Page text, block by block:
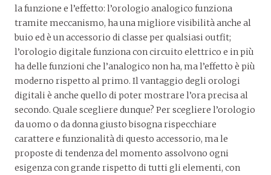
la funzione e l’effetto: l’orologio analogico funziona
tramite meccanismo, ha una migliore visibilità anche al
buio ed è un accessorio di classe per qualsiasi outfit;
l’orologio digitale funziona con circuito elettrico e in più
ha delle funzioni che l’analogico non ha, ma l’effetto è più
moderno rispetto al primo. Il vantaggio degli orologi
digitali è anche quello di poter mostrare l’ora precisa al
secondo. Quale scegliere dunque? Per scegliere l’orologio
da uomo o da donna giusto bisogna rispecchiare
carattere e funzionalità di questo accessorio, ma le
proposte di tendenza del momento assolvono ogni
esigenza con grande rispetto di tutti gli elementi, con